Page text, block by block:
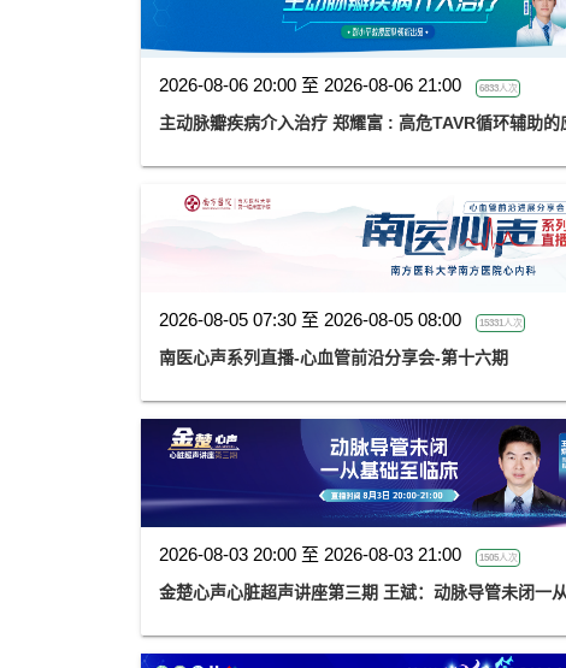
2026-08-06 20:00 至 2026-08-06 21:00 6833人次
主动脉瓣疾病介入治疗 郑耀富 : 高危TAVR循环辅
2026-08-05 07:30 至 2026-08-05 08:00 15331人次
南医心声系列直播-心血管前沿分享会-第十六期
2026-08-03 20:00 至 2026-08-03 21:00 1505人次
金楚心声心脏超声讲座第三期 王斌：动脉导管未闭一